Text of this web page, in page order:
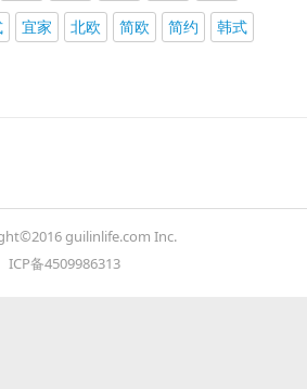
宜家 北欧 简欧 简约
韩式
guilinlife.com Inc.
ICP备4509986313